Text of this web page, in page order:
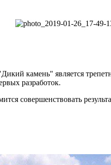
камень" является
разработок.
совершенствовать